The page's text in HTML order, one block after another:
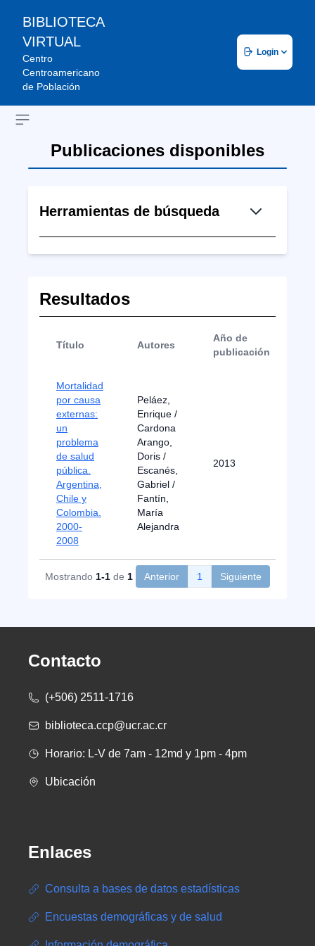
BIBLIOTECA
VIRTUAL
Centro
Centroamericano
de Población
Login
Open sidebar
Publicaciones disponibles
Herramientas de búsqueda
Resultados
Título Autores
Año de
publicación
Mortalidad
por causa
externas:
un
problema
de salud
pública.
Argentina,
Chile y
Colombia.
2000-
2008
Peláez,
Enrique /
Cardona
Arango,
Doris /
Escanés,
Gabriel /
Fantín,
María
Alejandra
2013
Mostrando 1-1 de 1 Anterior 1 Siguiente
Contacto
(+506) 2511-1716
biblioteca.ccp@ucr.ac.cr
Horario: L-V de 7am - 12md y 1pm - 4pm
Ubicación
Enlaces
Consulta a bases de datos estadísticas
Encuestas demográficas y de salud